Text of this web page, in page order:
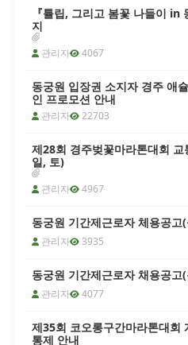
(통상 12월 ~ 차년도 3월)
기타 동궁원에서 음악분수
항 - 음악분수는 편의시설
로 인한 환불은 불가함 - 분
낙수로 인한 피해(옷젖음 등)
[여름시즌 7~8월] 라원
안녕하세요? 라원입니다.현
입장료 요금 안내드리니 참
랍니다. - 적용기간 : 7 ~
라원 현장(오프라인) 입장
[개인정보 관련] 동궁원
보와 관련하여 취급 관련 법
『튤립, 그리고 봄꽃 나들이 in
지
관리자 4067
동궁원 입장권 소지자 경주 애
인 프로모션 안내
관리자 22703
제28회 경주벚꽃마라톤대회
일, 토)
관리자 4967
동궁원 기간제근로자 체용공고
관리자
3935
동궁원 기간제근로자 채용공고
관리자
4077
제35회 코오롱구간마라톤대회
통제 안내